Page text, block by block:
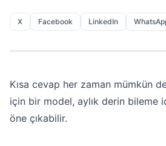
X Facebook LinkedIn
Kısa cevap her zaman mümkün
için bir model, aylık derin bileme
öne çıkabilir.